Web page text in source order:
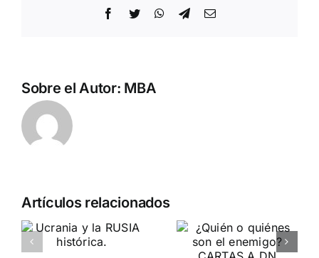
Facebook
Twitter WhatsApp
TelegramCorreo
Sobre el Autor: MBA
Artículos relacionados
quiénes
ETA
política.